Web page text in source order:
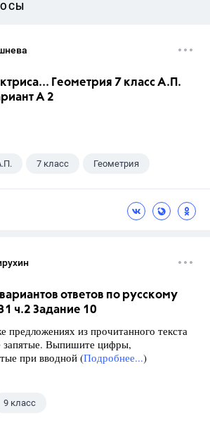
Геометрия 7 класс А.П.
А 2
7 класс Геометрия
ответов по русскому
ч.2 Задание 10
предложениях из прочитанного текста
запятые. Выпишите цифры,
при вводной (Подробнее...)
9 класс